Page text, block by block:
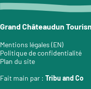
Grand Châteaudun
Mentions légales (EN)
Politique de confidentialité
Plan du site
Fait main par : Tribu and Co